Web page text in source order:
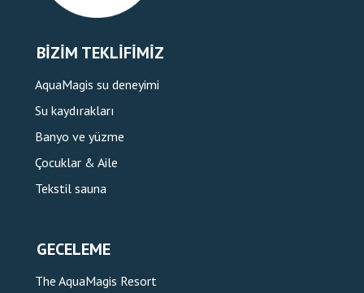
BIZIM TEKLIFIMIZ
AquaMagis su deneyimi
Su kaydırakları
Banyo ve yüzme
Çocuklar & Aile
Tekstil sauna
GECELEME
The AquaMagis Resort